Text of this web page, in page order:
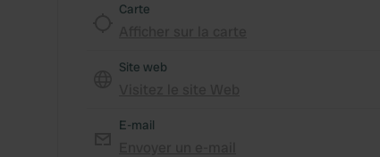
Carte
Site web
E-mail